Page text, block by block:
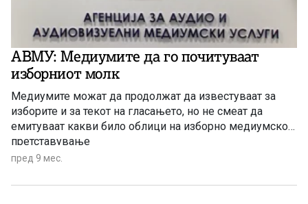
АВМУ: Медиумите да го почитуваат
изборниот молк
Медиумите можат да продолжат да известуваат за
изборите и за текот на гласањето, но не смеат да
емитуваат какви било облици на изборно медиумско
претставување
пред 9 мес.